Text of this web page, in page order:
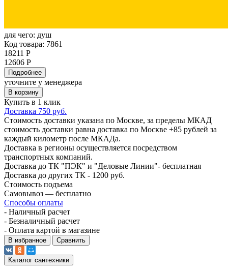
для чего: душ
Код товара: 7861
18211 Р
12606 Р
Подробнее
уточните у менеджера
В корзину
Купить в 1 клик
Доставка 750 руб.
Стоимость доставки указана по Москве, за пределы МКАД
стоимость доставки равна доставка по Москве +85 рублей за
каждый километр после МКАДа.
Доставка в регионы осуществляется посредством
транспортных компаний.
Доставка до ТК "ПЭК" и "Деловые Линии"- бесплатная
Доставка до других ТК - 1200 руб.
Стоимость подъема
Самовывоз — бесплатно
Способы оплаты
- Наличный расчет
- Безналичный расчет
- Оплата картой в магазине
В избранное Сравнить
Каталог сантехники